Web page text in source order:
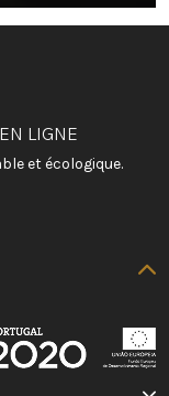
LIGNE
et écologique.